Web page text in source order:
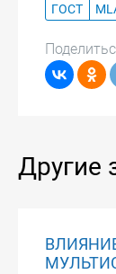
ГОСТ
Другие